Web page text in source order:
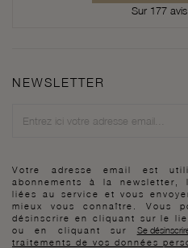
Sur 177
NEWSLETTER
Votre adresse email est
abonnements à la newsletter,
liées au service et vous
mieux vous connaître. Vous
désinscrire en cliquant sur le
ou en cliquant sur Se
traitements de vos données